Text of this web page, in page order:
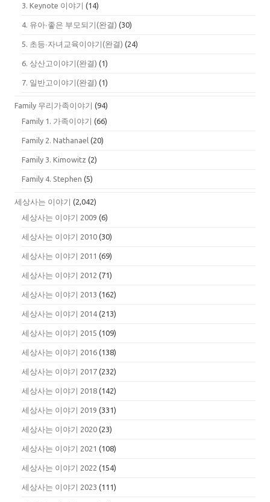
3. Keynote 이야기 (14)
4. 유아∙좋은 부모되기(완결) (30)
5. 초등∙자녀교육이야기(완결) (24)
6. 상산고이야기(완결) (1)
7. 일반고이야기(완결) (1)
Family 우리가족이야기 (94)
Family 1. 가족이야기 (66)
Family 2. Nathanael (20)
Family 3. Kimowitz (2)
Family 4. Stephen (5)
세상사는 이야기 (2,042)
세상사는 이야기 2009 (6)
세상사는 이야기 2010 (30)
세상사는 이야기 2011 (69)
세상사는 이야기 2012 (71)
세상사는 이야기 2013 (162)
세상사는 이야기 2014 (213)
세상사는 이야기 2015 (109)
세상사는 이야기 2016 (138)
세상사는 이야기 2017 (232)
세상사는 이야기 2018 (142)
세상사는 이야기 2019 (331)
세상사는 이야기 2020 (23)
세상사는 이야기 2021 (108)
세상사는 이야기 2022 (154)
세상사는 이야기 2023 (111)